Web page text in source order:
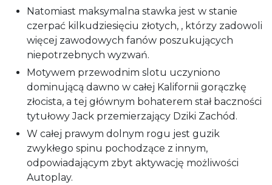
Natomiast maksymalna stawka jest w stanie
czerpać kilkudziesięciu złotych, , którzy zadowoli
więcej zawodowych fanów poszukujących
niepotrzebnych wyzwań.
Motywem przewodnim slotu uczyniono
dominującą dawno w całej Kalifornii gorączkę
złocista, a tej głównym bohaterem stał baczności
tytułowy Jack przemierzający Dziki Zachód.
W całej prawym dolnym rogu jest guzik
zwykłego spinu pochodzące z innym,
odpowiadającym zbyt aktywację możliwości
Autoplay.